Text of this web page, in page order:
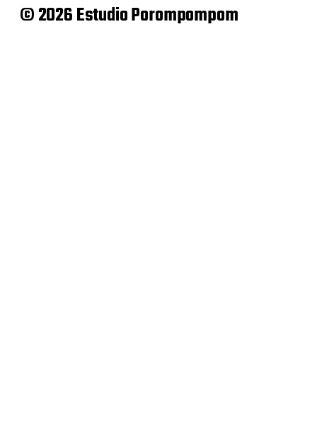
© 2026 Estudio Porompompom